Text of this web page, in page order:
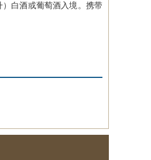
白酒或葡萄酒入境。携带